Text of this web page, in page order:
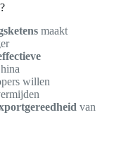
maakt
willen
van